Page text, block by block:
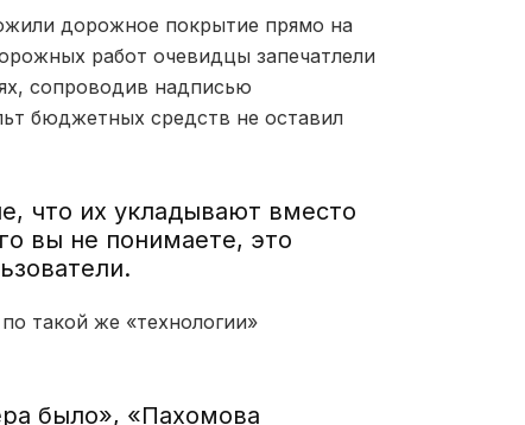
дорожное покрытие прямо на
работ очевидцы запечатлели
сопроводив надписью
бюджетных средств не оставил
что их укладывают вместо
вы не понимаете, это
такой же «технологии»
было», «Пахомова